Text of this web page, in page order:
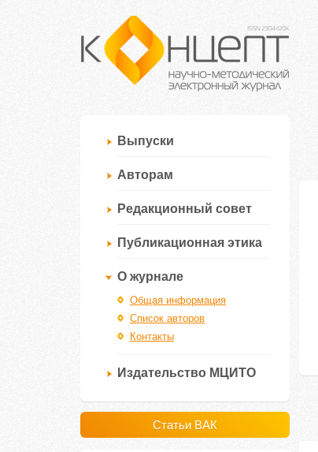
Выпуски
Авторам
Редакционный совет
Публикационная этика
О журнале
Общая информация
Список авторов
Контакты
Издательство МЦИТО
Статьи ВАК